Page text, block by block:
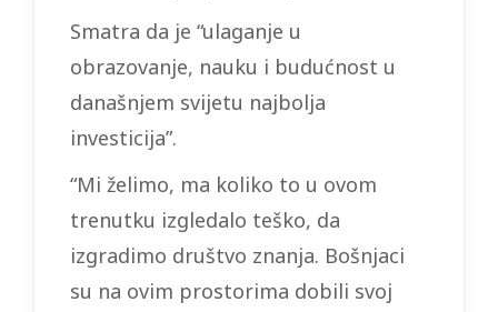
Smatra da je “ulaganje u
obrazovanje, nauku i budućnost u
današnjem svijetu najbolja
investicija”.
“Mi želimo, ma koliko to u ovom
trenutku izgledalo teško, da
izgradimo društvo znanja. Bošnjaci
su na ovim prostorima dobili svoj